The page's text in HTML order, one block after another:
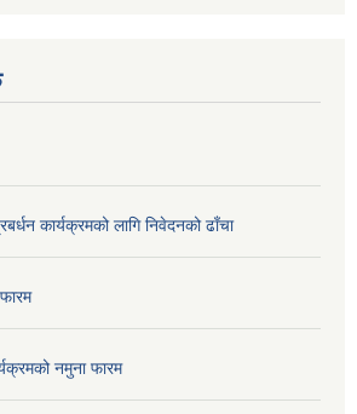
कार्यक्रमको लागि निवेदनको ढाँचा
नमुना फारम